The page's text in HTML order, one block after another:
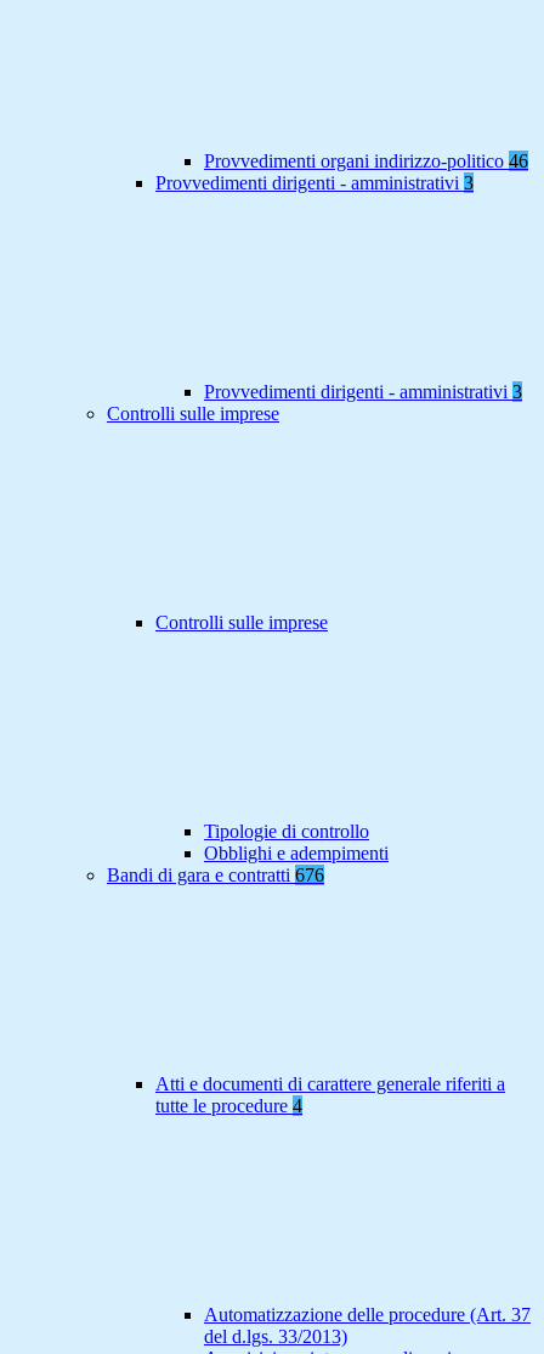
Provvedimenti organi indirizzo-politico 46
Provvedimenti dirigenti - amministrativi 3
Provvedimenti dirigenti - amministrativi 3
Controlli sulle imprese
Controlli sulle imprese
Tipologie di controllo
Obblighi e adempimenti
Bandi di gara e contratti 676
Atti e documenti di carattere generale riferiti a
tutte le procedure 4
Automatizzazione delle procedure (Art. 37
del d.lgs. 33/2013)